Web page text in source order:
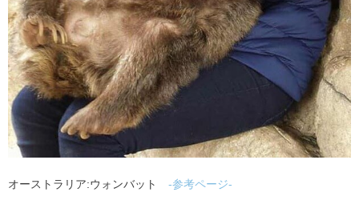
オーストラリア:ウォンバット -参考ページ-